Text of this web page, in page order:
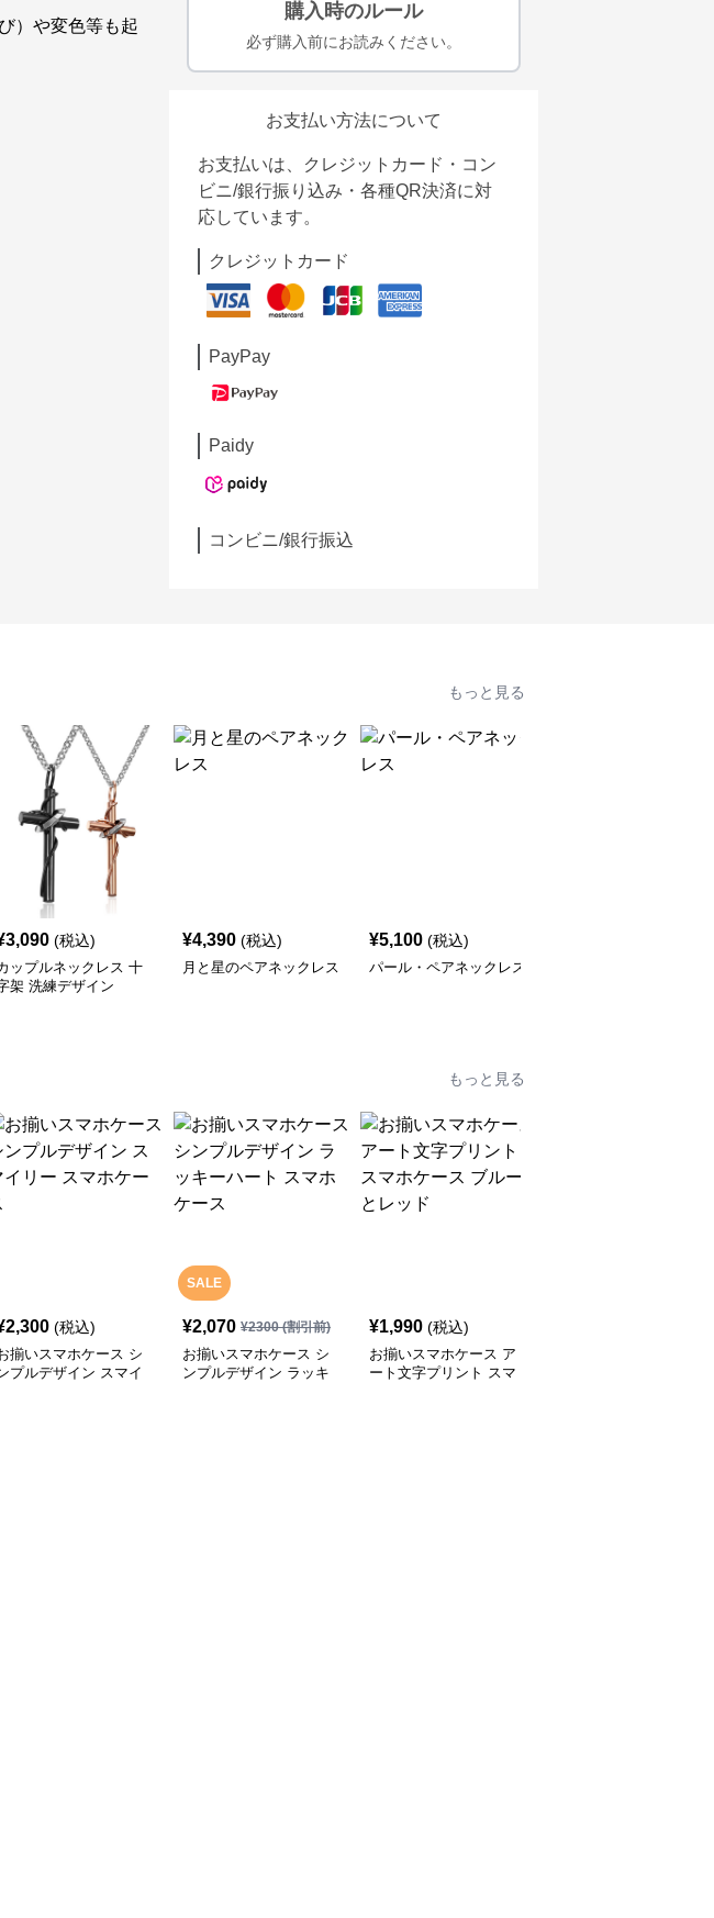
）や変色等も起
購入時のルール
必ず購入前にお読みください。
お支払い方法について
お支払いは、クレジットカード・コン
ビニ/銀行振り込み・各種QR決済に対
応しています。
クレジットカード
PayPay
Paidy
コンビニ/銀行振込
もっと見る
3,090 (税込)
ップルネックレス 十
架 洗練デザイン
¥4,390 (税込)
月と星のペアネックレス
¥5,100 (税込)
パール・ペアネックレス
もっと見る
2,300 (税込)
揃いスマホケース シ
プルデザイン スマイ
SALE
¥2,070 ¥2300(割引前)
お揃いスマホケース シ
ンプルデザイン ラッキ
¥1,990 (税込)
お揃いスマホケース ア
ート文字プリント スマ